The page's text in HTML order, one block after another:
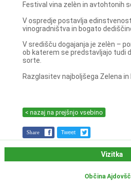
Festival vina zelèn in avtohtonih
V ospredje postavlja
vinogradništva in bogato
V središču dogajanja je zelèn –
ob katerem se predstavljajo tudi
sorte.
Razglasitev najboljšega Zelena in
< nazaj na prejšnjo vsebino
Share Tweet
Vizitka
Občina